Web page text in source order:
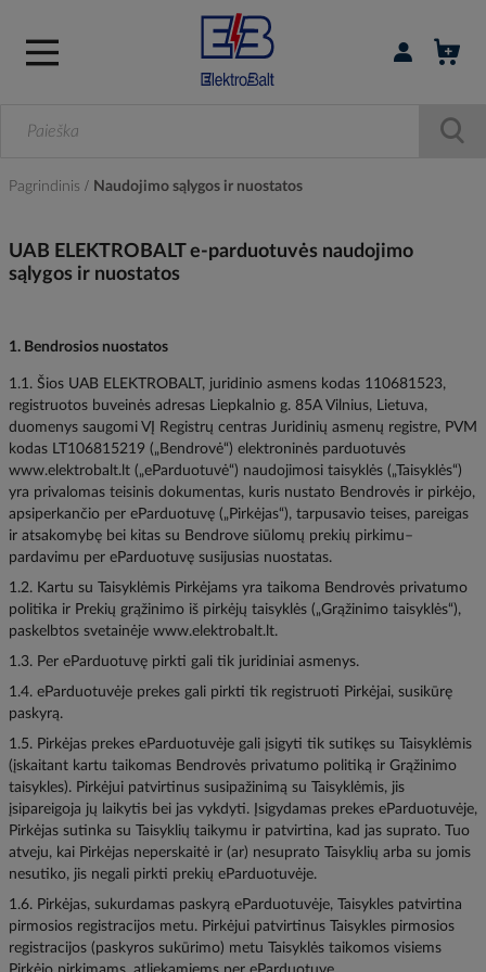
Prisijungti /
Pagrindinis Naudojimo sąlygos ir nuostatos
UAB ELEKTROBALT e-parduotuvės naudojimo
sąlygos ir nuostatos
1. Bendrosios nuostatos
1.1. Šios UAB ELEKTROBALT, juridinio asmens kodas 110681523,
registruotos buveinės adresas Liepkalnio g. 85A Vilnius, Lietuva,
duomenys saugomi VĮ Registrų centras Juridinių asmenų registre, PVM
kodas LT106815219 („Bendrovė“) elektroninės parduotuvės
www.elektrobalt.lt („eParduotuvė“) naudojimosi taisyklės („Taisyklės“)
yra privalomas teisinis dokumentas, kuris nustato Bendrovės ir pirkėjo,
apsiperkančio per eParduotuvę („Pirkėjas“), tarpusavio teises, pareigas
ir atsakomybę bei kitas su Bendrove siūlomų prekių pirkimu–
pardavimu per eParduotuvę susijusias nuostatas.
1.2. Kartu su Taisyklėmis Pirkėjams yra taikoma Bendrovės privatumo
politika ir Prekių grąžinimo iš pirkėjų taisyklės („Grąžinimo taisyklės“),
paskelbtos svetainėje www.elektrobalt.lt.
1.3. Per eParduotuvę pirkti gali tik juridiniai asmenys.
1.4. eParduotuvėje prekes gali pirkti tik registruoti Pirkėjai, susikūrę
paskyrą.
1.5. Pirkėjas prekes eParduotuvėje gali įsigyti tik sutikęs su Taisyklėmis
(įskaitant kartu taikomas Bendrovės privatumo politiką ir Grąžinimo
taisykles). Pirkėjui patvirtinus susipažinimą su Taisyklėmis, jis
įsipareigoja jų laikytis bei jas vykdyti. Įsigydamas prekes eParduotuvėje,
Pirkėjas sutinka su Taisyklių taikymu ir patvirtina, kad jas suprato. Tuo
atveju, kai Pirkėjas neperskaitė ir (ar) nesuprato Taisyklių arba su jomis
nesutiko, jis negali pirkti prekių eParduotuvėje.
1.6. Pirkėjas, sukurdamas paskyrą eParduotuvėje, Taisykles patvirtina
pirmosios registracijos metu. Pirkėjui patvirtinus Taisykles pirmosios
registracijos (paskyros sukūrimo) metu Taisyklės taikomos visiems